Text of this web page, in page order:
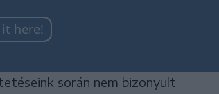
it here!
során nem bizonyult